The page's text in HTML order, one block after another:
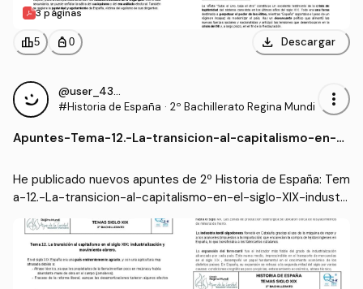
3 páginas
leaderboard5 personal_bag 0 download Descargar
@user_4337977
#Historia de España · 2º Bachillerato Regina Mundi more_vert
Apuntes-Tema-12.-La-transicion-al-capitalismo-en-el
He publicado nuevos apuntes de 2º Historia de España: Tem
a-12.-La-transicion-al-capitalismo-en-el-siglo-XIX-industri
alizacion-y-movimiento-obrero.docx